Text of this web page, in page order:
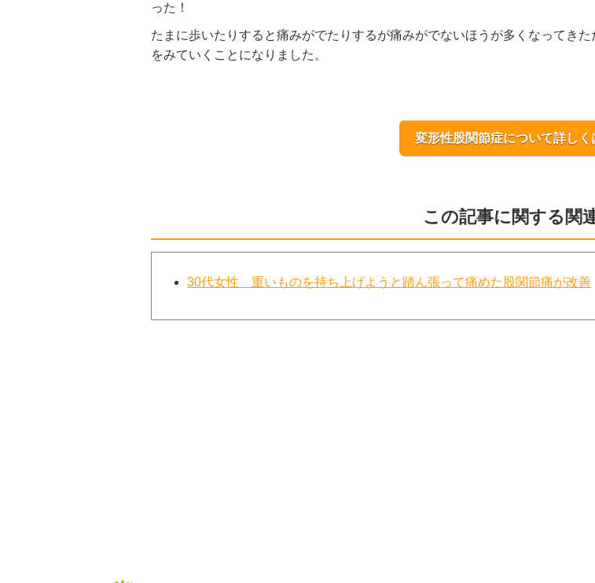
った！
たまに歩いたりすると痛みがでたりするが痛みがでないほうが多くなってき
をみていくことになりました。
変形性股関節症について詳しく
この記事に関する関
30代女性 重いものを持ち上げようと踏ん張って痛めた股関節痛が改善